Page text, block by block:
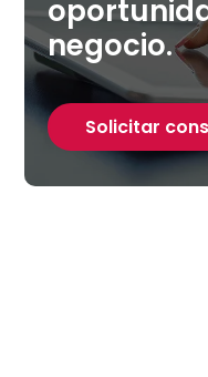
negocio.
Solicitar